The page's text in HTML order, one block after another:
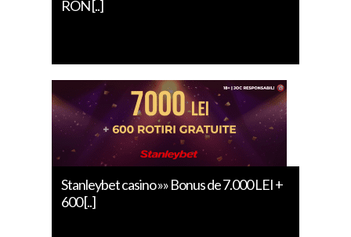
RON [..]
Stanleybet casino »» Bonus de 7.000 LEI +
600 [..]